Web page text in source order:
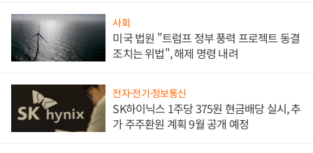
사회
미국 법원 "트럼프 정부 풍력 프로젝트 동결
조치는 위법", 해제 명령 내려
전자·전기·정보통신
SK하이닉스 1주당 375원 현금배당 실시, 추
가 주주환원 계획 9월 공개 예정